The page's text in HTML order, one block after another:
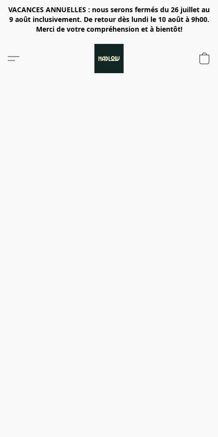
VACANCES ANNUELLES : nous serons fermés du 26 juillet au
9 août inclusivement. De retour dès lundi le 10 août à 9h00.
Merci de votre compréhension et à bientôt!